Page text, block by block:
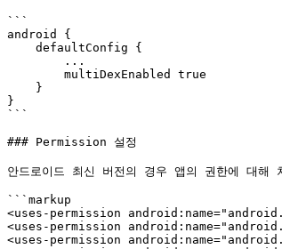
```
android {
}
```
### Permission 설정
안드로이드 최신 버전의 경우 앱의 권한에 대해
```markup
<uses-permission
<uses-permission
<uses-permission